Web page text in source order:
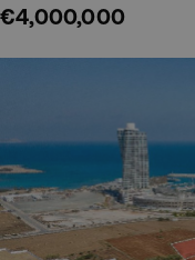
€4,000,000